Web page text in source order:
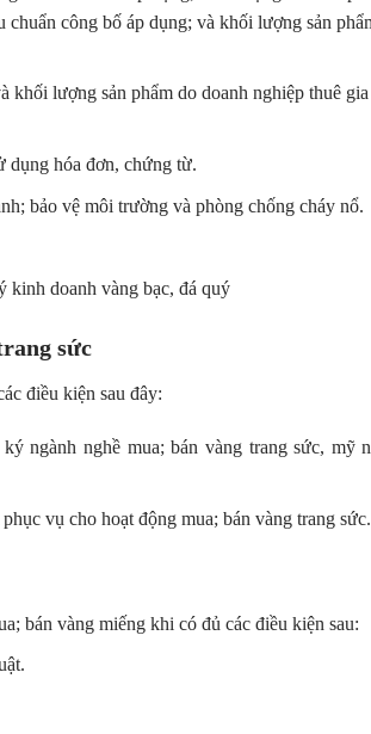
công bố áp dụng; và khối lượng sản
khối lượng sản phẩm do doanh nghiệp thuê gia
dụng hóa đơn, chứng từ.
bảo vệ môi trường và phòng chống cháy nổ.
kinh doanh vàng bạc, đá quý
sức
điều kiện sau đây:
ngành nghề mua; bán vàng trang sức, mỹ
vụ cho hoạt động mua; bán vàng trang sức.
bán vàng miếng khi có đủ các điều kiện sau: